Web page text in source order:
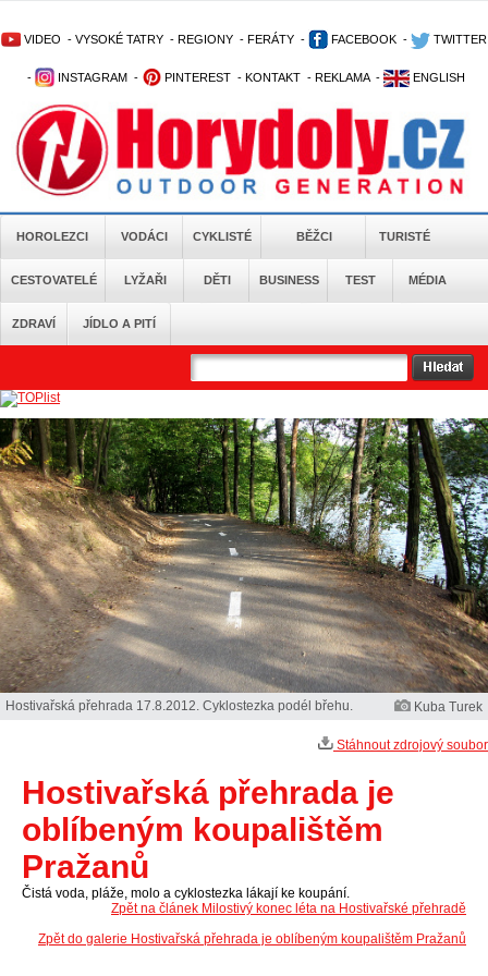
VIDEO - VYSOKÉ TATRY - REGIONY - FERÁTY - FACEBOOK - TWITTER
- INSTAGRAM - PINTEREST - KONTAKT - REKLAMA - ENGLISH
HOROLEZCI VODÁCI CYKLISTÉ BĚŽCI TURISTÉ
CESTOVATELÉ LYŽAŘI DĚTI BUSINESS TEST MÉDIA
ZDRAVÍ JÍDLO A PITÍ
Hostivařská přehrada 17.8.2012. Cyklostezka podél břehu. Kuba Turek
Stáhnout zdrojový soubor
Hostivařská přehrada je
oblíbeným koupalištěm
Pražanů
Čistá voda, pláže, molo a cyklostezka lákají ke koupání.
Zpět na článek Milostivý konec léta na Hostivařské přehradě
Zpět do galerie Hostivařská přehrada je oblíbeným koupalištěm Pražanů